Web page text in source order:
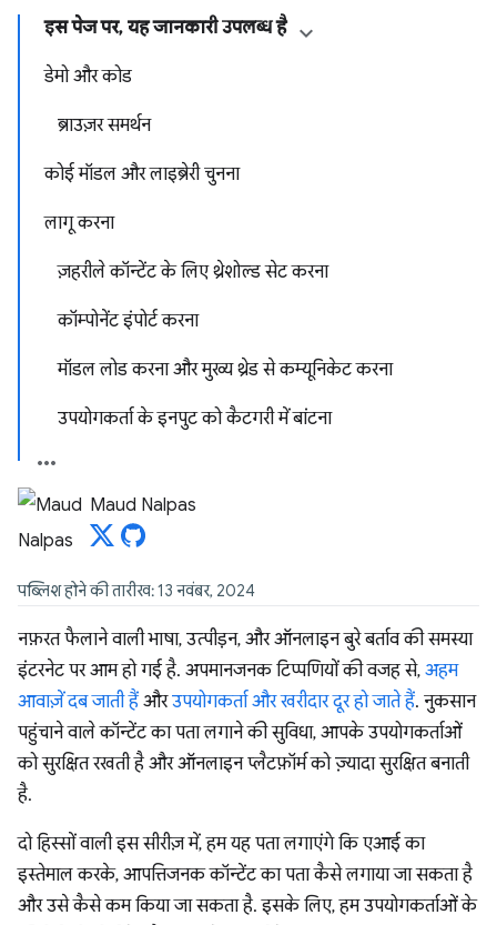
इस पेज पर, यह जानकारी उपलब्ध है
डेमो और कोड
ब्राउज़र समर्थन
कोई मॉडल और लाइब्रेरी चुनना
लागू करना
ज़हरीले कॉन्टेंट के लिए थ्रेशोल्ड सेट करना
कॉम्पोनेंट इंपोर्ट करना
मॉडल लोड करना और मुख्य थ्रेड से कम्यूनिकेट करना
उपयोगकर्ता के इनपुट को कैटगरी में बांटना
Maud Nalpas
पब्लिश होने की तारीख: 13 नवंबर, 2024
नफ़रत फैलाने वाली भाषा, उत्पीड़न, और ऑनलाइन बुरे बर्ताव की समस्या
इंटरनेट पर आम हो गई है. अपमानजनक टिप्पणियों की वजह से, अहम
आवाज़ें दब जाती हैं औरउपयोगकर्ता और खरीदार दूर हो जाते हैं. नुकसान
पहुंचाने वाले कॉन्टेंट का पता लगाने की सुविधा, आपके उपयोगकर्ताओं
को सुरक्षित रखती है और ऑनलाइन प्लैटफ़ॉर्म को ज़्यादा सुरक्षित बनाती
है.
दो हिस्सों वाली इस सीरीज़ में, हम यह पता लगाएंगे कि एआई का
इस्तेमाल करके, आपत्तिजनक कॉन्टेंट का पता कैसे लगाया जा सकता है
और उसे कैसे कम किया जा सकता है. इसके लिए, हम उपयोगकर्ताओं के